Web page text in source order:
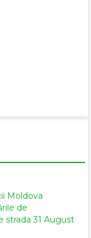
Moldova
de
strada 31 August